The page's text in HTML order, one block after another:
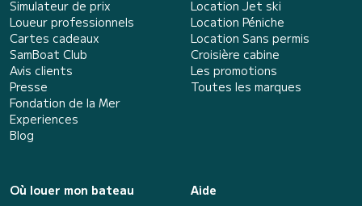
Simulateur de prix
Loueur professionnels
Cartes cadeaux
SamBoat Club
Avis clients
Presse
Fondation de la Mer
Experiences
Blog
Location Jet ski
Location Péniche
Location Sans permis
Croisière cabine
Les promotions
Toutes les marques
Où louer mon bateau
Aide